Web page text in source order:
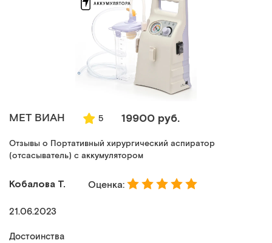
MET ВИАН 5 19900 руб.
Отзывы о Портативный хирургический аспиратор
(отсасыватель) с аккумулятором
Кобалова Т. Оценка:
21.06.2023
Достоинства